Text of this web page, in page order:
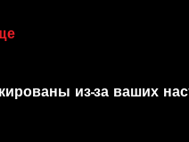
из-за ваших